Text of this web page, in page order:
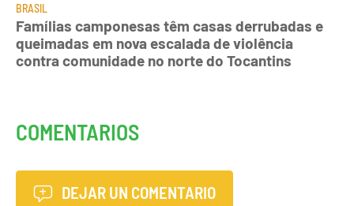
BRASIL
Famílias camponesas têm casas derrubadas e
queimadas em nova escalada de violência
contra comunidade no norte do Tocantins
COMENTARIOS
DEJAR UN COMENTARIO